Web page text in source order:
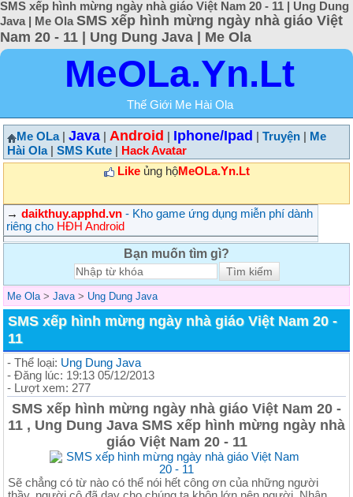
SMS xếp hình mừng ngày nhà giáo Việt Nam 20 - 11 | Ung Dung
Java | Me Ola SMS xếp hình mừng ngày nhà giáo Việt
Nam 20 - 11 | Ung Dung Java | Me Ola
MeOLa.Yn.Lt
Thế Giới Me Hài Ola
Me OLa| Java Android Iphone/Ipad Truyện
Me
Hài Ola| SMS Kute
Hack Avatar
Likeủng hộMeOLa.Yn.Lt
→ daikthuy.apphd.vn - Kho game ứng dụng miễn phí dành
riêng cho HĐH Android
Bạn muốn tìm gì?
Me Ola > Java > Ung Dung Java
SMS xếp hình mừng ngày nhà giáo Việt Nam 20 -
11
- Thể loại: Ung Dung Java
- Đăng lúc: 19:13 05/12/2013
- Lượt xem: 277
SMS xếp hình mừng ngày nhà giáo Việt Nam 20 -
11 , Ung Dung Java SMS xếp hình mừng ngày nhà
giáo Việt Nam 20 - 11
Sẽ chẳng có từ nào có thể nói hết công ơn của những người